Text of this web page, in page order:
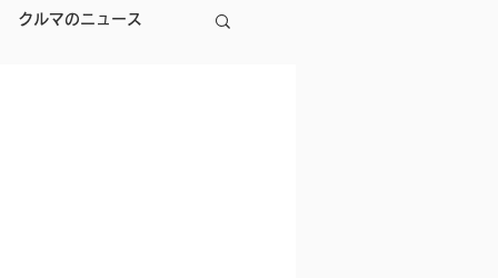
クルマのニュース